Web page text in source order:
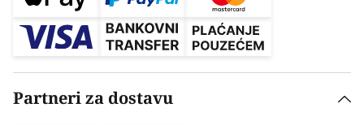
Partneri za dostavu